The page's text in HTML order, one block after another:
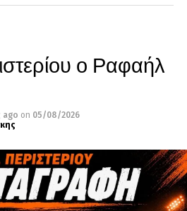
ο Ραφαήλ
ago on 05/08/2026